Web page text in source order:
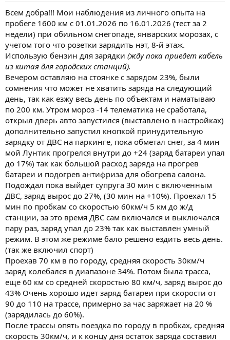
Всем добра!!! Мои наблюдения из личного опыта на
пробеге 1600 км с 01.01.2026 по 16.01.2026 (тест за 2
недели) при обильном снегопаде, январских морозах, с
учетом того что розетки зарядить нэт, 8-й этаж.
Использую бензин для зарядки (жду пока приедет кабель
из китая для городских станций).
Вечером оставляю на стоянке с зарядом 23%, были
сомнения что может не хватить заряда на следующий
день, так как езжу весь день по объектам и наматываю
по 200 км. Утром мороз -14 телематика не сработала,
открыл дверь авто запустился (выставлено в настройках)
дополнительно запустил кнопкой принудительную
зарядку от ДВС на паркинге, пока обметал снег, за 4 мин
мой Лунтик прогрелся внутри до +24 (заряд батареи упал
до 17%) так как большой расход заряда на прогрев
батареи и подогрев антифриза для обогрева салона.
Подождал пока выйдет супруга 30 мин с включенным
ДВС, заряд вырос до 27%, (30 мин на +10%). Проехал 15
мин по пробкам со скоростью 60км/ч 5 км до ж/д
станции, за это время ДВС сам включался и выключался
пару раз, заряд упал до 23% так как выставлен умный
режим. В этом же режиме бало решено ездить весь день.
(так же включил спорт)
Проехав 70 км в по городу, средняя скорость 30км/ч
заряд колебался в диапазоне 34%. Потом была трасса,
еще 60 км со средней скоростью 80 км/ч, заряд вырос до
43% Очень хорошо идет заряд батареи при скорости от
90 до 110 на трассе, примерно за час заряжает на 20 %
(зарядилась до 60%).
После трассы опять поездка по городу в пробках, средняя
скорость 30км/ч, и к концу дня остаток заряда составил